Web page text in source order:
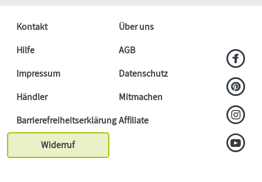
Kontakt
Über uns
Hilfe
AGB
Impressum
Datenschutz
Händler
Mitmachen
BarrierefreiheitserklärungAffiliate
Widerruf